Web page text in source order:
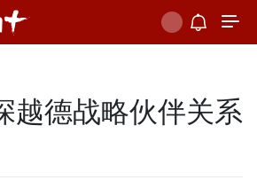
越德战略伙伴关系